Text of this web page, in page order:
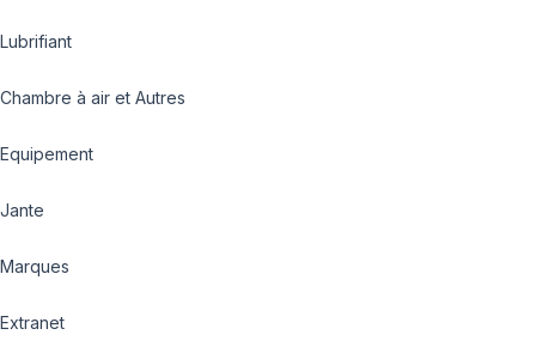
Lubrifiant
Chambre à air et Autres
Equipement
Jante
Marques
Extranet